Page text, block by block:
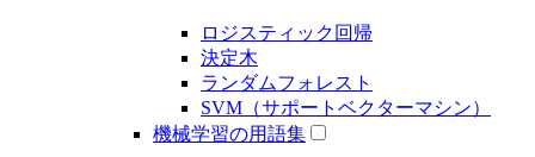
ロジスティック回帰
決定木
ランダムフォレスト
SVM（サポートベクターマシン）
機械学習の用語集